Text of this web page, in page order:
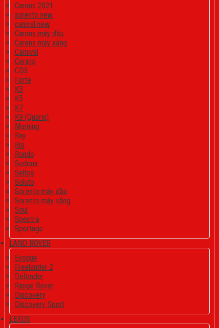
Carens 2021
sorento new
canival new
Carens máy dầu
Carens máy xăng
Carnival
Cerato
CD5
Forte
K3
K5
K7
K9 (Quoris)
Morning
Ray
Rio
Rondo
Sedona
Seltos
Soluto
Sorento máy dầu
Sorento máy xăng
Soul
Spectra
Sportage
LAND ROVER
Evoque
Freelander 2
Defender
Range Rover
Discovery
Discovery Sport
LEXUS